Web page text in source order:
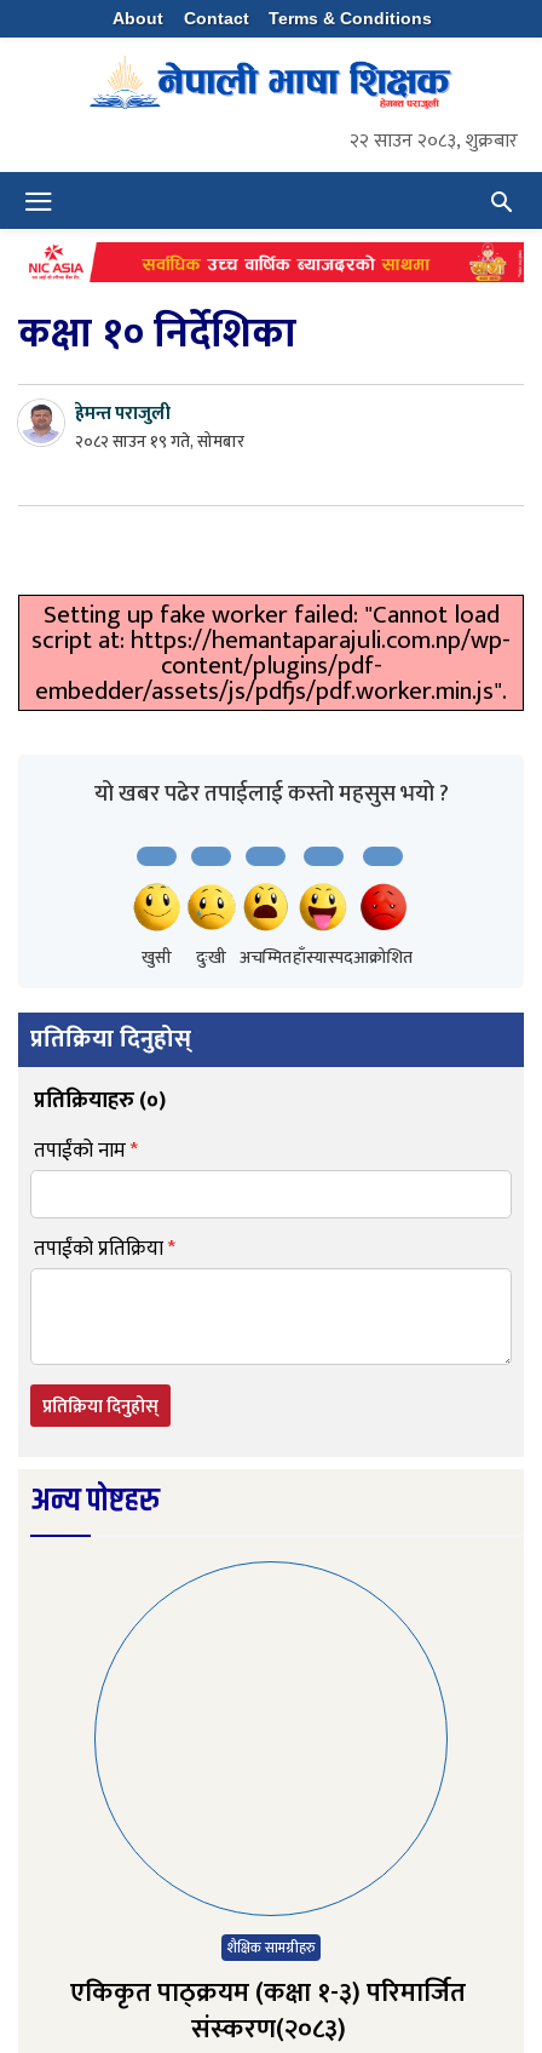
About Contact Terms & Conditions
२२ साउन २०८३, शुक्रबार
कक्षा १० निर्देशिका
हेमन्त पराजुली
२०८२ साउन १९ गते, सोमबार
Setting up fake worker failed: "Cannot load
script at: https://hemantaparajuli.com.np/wp-
content/plugins/pdf-
embedder/assets/js/pdfjs/pdf.worker.min.js".
यो खबर पढेर तपाईलाई कस्तो महसुस भयो ?
खुसी दुःखी अचम्मितहाँस्यास्पदआक्रोशित
प्रतिक्रिया दिनुहोस्
प्रतिक्रियाहरु (०)
तपाईंको नाम*
तपाईंको प्रतिक्रिया*
प्रतिक्रिया दिनुहोस्
अन्य पोष्टहरु
शैक्षिक सामग्रीहरु
एकिकृत पाठ्क्र‍यम (कक्षा १-३) परिमार्जित
संस्‍करण(२०८३)